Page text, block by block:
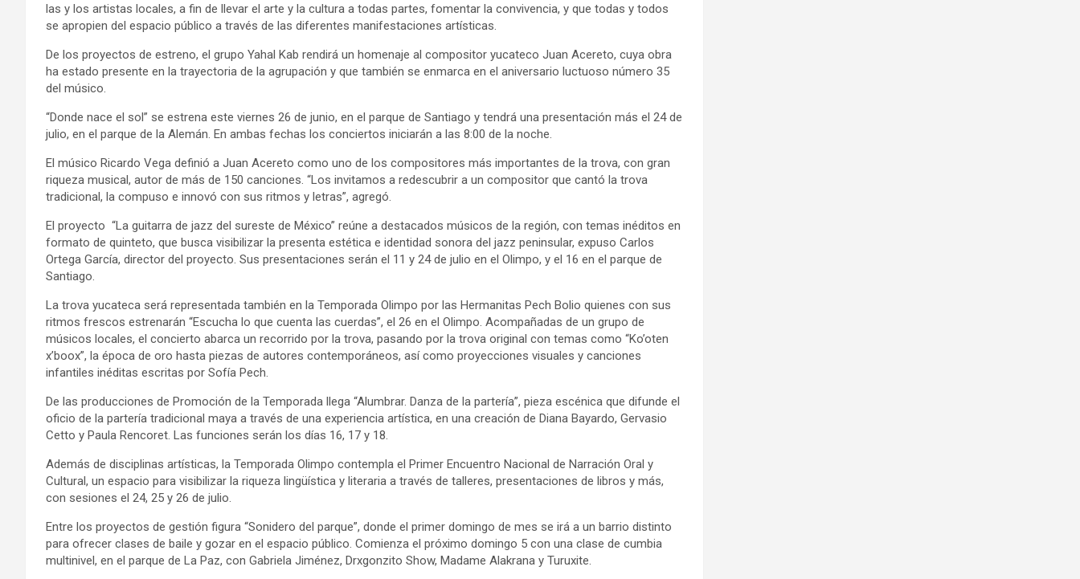
las y los artistas locales, a fin de llevar el arte y la cultura a todas partes, fomentar la convivencia, y que todas y todos
se apropien del espacio público a través de las diferentes manifestaciones artísticas.
De los proyectos de estreno, el grupo Yahal Kab rendirá un homenaje al compositor yucateco Juan Acereto, cuya obra
ha estado presente en la trayectoria de la agrupación y que también se enmarca en el aniversario luctuoso número 35
del músico.
“Donde nace el sol” se estrena este viernes 26 de junio, en el parque de Santiago y tendrá una presentación más el 24 de
julio, en el parque de la Alemán. En ambas fechas los conciertos iniciarán a las 8:00 de la noche.
El músico Ricardo Vega definió a Juan Acereto como uno de los compositores más importantes de la trova, con gran
riqueza musical, autor de más de 150 canciones. “Los invitamos a redescubrir a un compositor que cantó la trova
tradicional, la compuso e innovó con sus ritmos y letras”, agregó.
El proyecto “La guitarra de jazz del sureste de México” reúne a destacados músicos de la región, con temas inéditos en
formato de quinteto, que busca visibilizar la presenta estética e identidad sonora del jazz peninsular, expuso Carlos
Ortega García, director del proyecto. Sus presentaciones serán el 11 y 24 de julio en el Olimpo, y el 16 en el parque de
Santiago.
La trova yucateca será representada también en la Temporada Olimpo por las Hermanitas Pech Bolio quienes con sus
ritmos frescos estrenarán “Escucha lo que cuenta las cuerdas”, el 26 en el Olimpo. Acompañadas de un grupo de
músicos locales, el concierto abarca un recorrido por la trova, pasando por la trova original con temas como “Ko’oten
x’boox”, la época de oro hasta piezas de autores contemporáneos, así como proyecciones visuales y canciones
infantiles inéditas escritas por Sofía Pech.
De las producciones de Promoción de la Temporada llega “Alumbrar. Danza de la partería”, pieza escénica que difunde el
oficio de la partería tradicional maya a través de una experiencia artística, en una creación de Diana Bayardo, Gervasio
Cetto y Paula Rencoret. Las funciones serán los días 16, 17 y 18.
Además de disciplinas artísticas, la Temporada Olimpo contempla el Primer Encuentro Nacional de Narración Oral y
Cultural, un espacio para visibilizar la riqueza lingüística y literaria a través de talleres, presentaciones de libros y más,
con sesiones el 24, 25 y 26 de julio.
Entre los proyectos de gestión figura “Sonidero del parque”, donde el primer domingo de mes se irá a un barrio distinto
para ofrecer clases de baile y gozar en el espacio público. Comienza el próximo domingo 5 con una clase de cumbia
multinivel, en el parque de La Paz, con Gabriela Jiménez, Drxgonzito Show, Madame Alakrana y Turuxite.